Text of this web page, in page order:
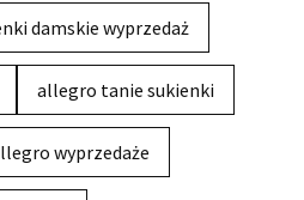
damskie wyprzedaż
allegro tanie sukienki
wyprzedaże